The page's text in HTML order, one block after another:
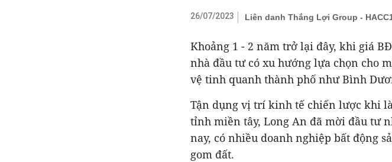
26/07/2023 Liên danh Thắng Lợi Group -
Khoảng 1 - 2 năm trở lại đây, khi giá
nhà đầu tư có xu hướng lựa chọn cho
vệ tinh quanh thành phố như Bình
Tận dụng vị trí kinh tế chiến lược khi
tỉnh miền tây, Long An đã mời đầu tư
nay, có nhiều doanh nghiệp bất động
gom đất.